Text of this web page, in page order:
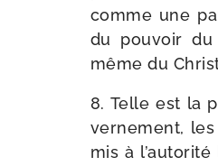
comme une
du pou­voir
même du
8. Telle est la
ver­ne­ment,
mis à